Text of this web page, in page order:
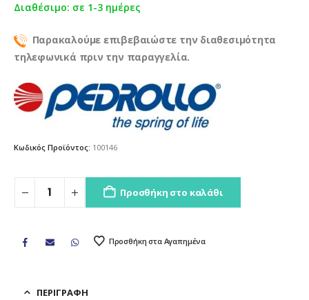
Διαθέσιμο: σε 1-3 ημέρες
Παρακαλούμε επιβεβαιώστε την διαθεσιμότητα
τηλεφωνικά πριν την παραγγελία.
Κωδικός Προϊόντος: 100146
Προσθήκη στο καλάθι
Προσθήκη στα Αγαπημένα
ΠΕΡΙΓΡΑΦΉ